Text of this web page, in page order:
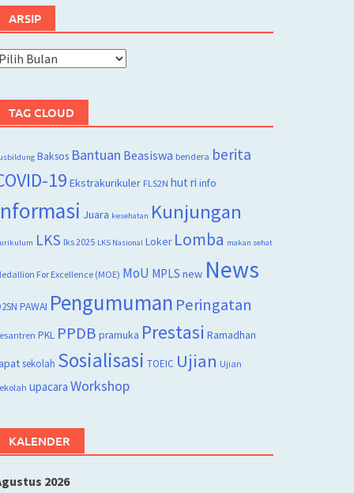
ARSIP
Arsip
TAG CLOUD
Baksos Bantuan Beasiswa bendera berita
19 Ekstrakurikuler FLS2N hut ri info
Juara kesehatan Kunjungan
LKS lks 2025 LKS Nasional Loker Lomba makan sehat
For Excellence (MOE) MoU MPLS new News
PAWAI Pengumuman Peringatan
PKL PPDB pramuka Prestasi Ramadhan
sekolah Sosialisasi TOEIC Ujian Ujian
upacara Workshop
KALENDER
2026